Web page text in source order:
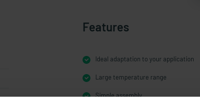
Features
Ideal adaptation to your application
Large temperature range
Simple assembly